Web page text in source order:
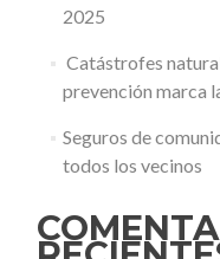
2025
Catástrofes
prevención marca
Seguros de
todos los vecinos